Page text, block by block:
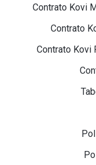
Contrato Kovi
Contrato
Contrato Kovi